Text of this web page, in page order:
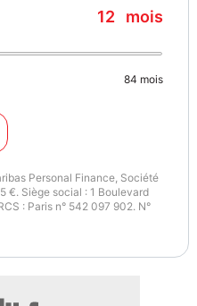
12 mois
84 mois
Personal Finance, Société
€. Siège social : 1 Boulevard
: Paris n° 542 097 902. N°